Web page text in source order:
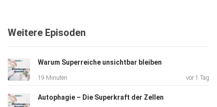
Weitere Episoden
Warum Superreiche unsichtbar bleiben
19 Minuten vor 1 Tag
Autophagie – Die Superkraft der Zellen